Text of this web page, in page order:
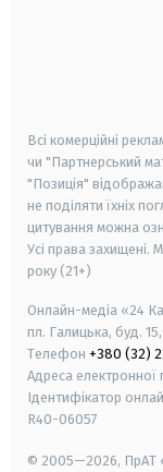
Всі комерційні
чи "Партнерський
"Позиція"
не поділяти їхніх
цитування можна
Усі права захищені.
року (21+)
Онлайн-медіа «24
пл. Галицька, буд.
Телефон +380 (32)
Адреса
Ідентифікатор
R40-06057
© 2005—2026, ПрАТ